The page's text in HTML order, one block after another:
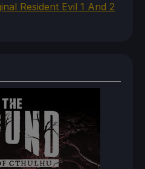
Resident Evil 1 And 2